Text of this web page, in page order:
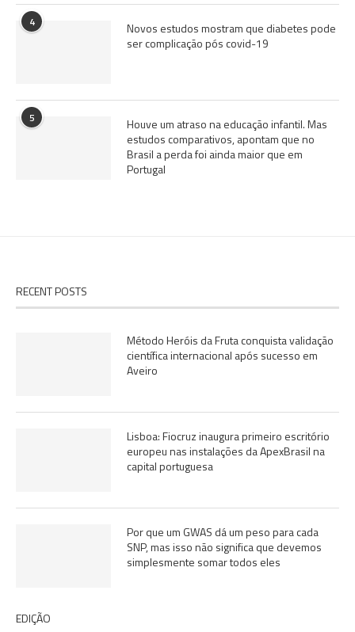
4
Novos estudos mostram que diabetes pode
ser complicação pós covid-19
5
Houve um atraso na educação infantil. Mas
estudos comparativos, apontam que no
Brasil a perda foi ainda maior que em
Portugal
RECENT POSTS
Método Heróis da Fruta conquista validação
científica internacional após sucesso em
Aveiro
Lisboa: Fiocruz inaugura primeiro escritório
europeu nas instalações da ApexBrasil na
capital portuguesa
Por que um GWAS dá um peso para cada
SNP, mas isso não significa que devemos
simplesmente somar todos eles
EDIÇÃO